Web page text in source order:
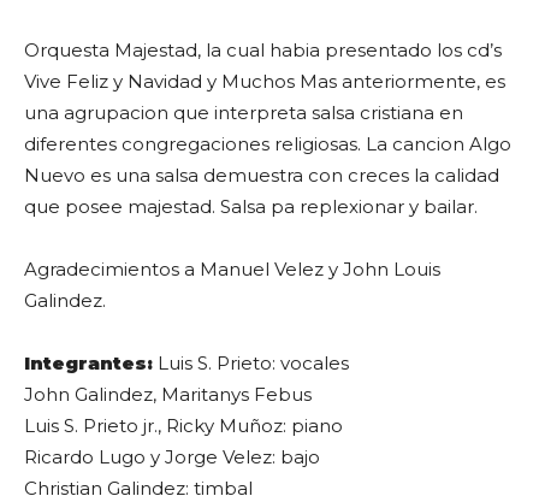
Orquesta Majestad, la cual habia presentado los cd’s
Vive Feliz y Navidad y Muchos Mas anteriormente, es
una agrupacion que interpreta salsa cristiana en
diferentes congregaciones religiosas. La cancion Algo
Nuevo es una salsa demuestra con creces la calidad
que posee majestad. Salsa pa replexionar y bailar.
Agradecimientos a Manuel Velez y John Louis
Galindez.
Integrantes: Luis S. Prieto: vocales
John Galindez, Maritanys Febus
Luis S. Prieto jr., Ricky Muñoz: piano
Ricardo Lugo y Jorge Velez: bajo
Christian Galindez: timbal